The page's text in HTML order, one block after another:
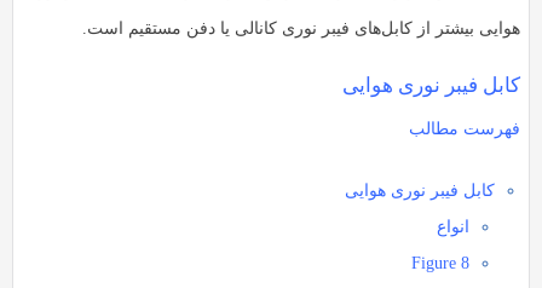
بیشتر از کابل‌های فیبر نوری کانالی یا دفن مستقیم است.
فیبر نوری هوایی
مطالب
کابل فیبر نوری هوایی
انواع
Figure 8